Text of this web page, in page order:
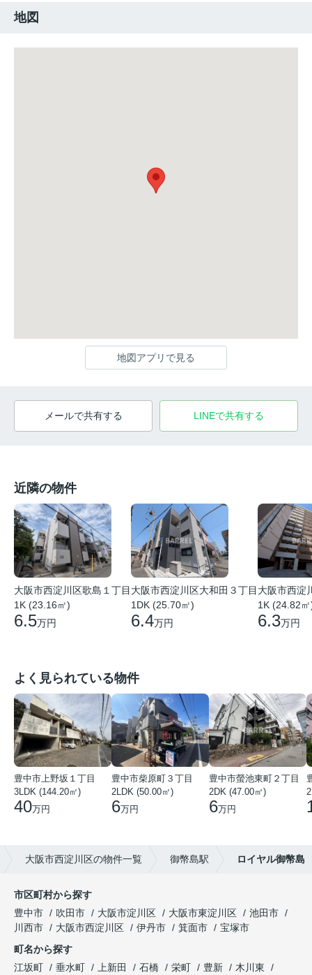
地図
地図アプリで見る
メールで共有する LINEで共有する
近隣の物件
大阪市西淀川区歌島１丁目
1K (23.16㎡)
6.5万円
大阪市西淀川区大和田３丁目
1DK (25.70㎡)
6.4万円
大阪市西淀
1K (24.82
6.3万円
よく見られている物件
豊中市上野坂１丁目
3LDK (144.20㎡)
40万円
豊中市柴原町３丁目
2LDK (50.00㎡)
6万円
豊中市螢池東町２丁目
2DK (47.00㎡)
6万円
大阪市西淀川区の物件一覧 御幣島駅 ロイヤル御幣島
市区町村から探す
豊中市
吹田市 大阪市淀川区 大阪市東淀川区
池田市
川西市
大阪市西淀川区 伊丹市 箕面市
宝塚市
町名から探す
江坂町
垂水町 上新田 石橋 栄町 豊新
木川東